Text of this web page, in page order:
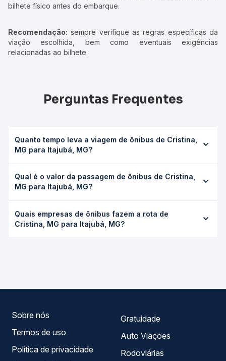
bilhete físico antes do embarque.
Recomendação: sempre verifique as regras específicas da
viação escolhida, bem como eventuais exigências
relacionadas ao bilhete.
Perguntas Frequentes
Quanto tempo leva a viagem de ônibus de Cristina,
MG para Itajubá, MG?
em média 1h 30min, podendo variar conforme a viação, o
tipo de serviço (convencional, executivo ou leito) e as
opção na data desejada.
Qual é o valor da passagem de ônibus de Cristina,
MG para Itajubá, MG?
Itajubá, MG custa em média R$ 41,30 e varia conforme a
data da viagem, a empresa, o tipo de poltrona e a
Quais empresas de ônibus fazem a rota de
Cristina, MG para Itajubá, MG?
Sobre nós
Termos de uso
Política de privacidade
Gratuidade
Auto Viações
Rodoviárias